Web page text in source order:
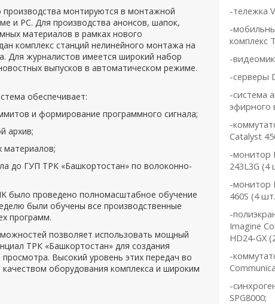
монтируются в монтажной
и PC. Для производства анонсов, шапок,
материалов в рамках нового
комплекс станций нелинейного монтажа на
Для журналистов имеется широкий набор
выпусков в автоматическом режиме.
обеспечивает:
и формирование программного сигнала;
архив;
материалов;
до ГУП ТРК «Башкортостан» по волоконно-
было проведено полномасштабное обучение
были обучены все производственные
программ.
позволяет использовать мощный
ТРК «Башкортостан» для создания
Высокий уровень этих передач во
оборудования комплекса и широким
-тележка
-
комплекс
-
-серверы
-система
эфирного
-
Catalyst
-монитор
243L3G (4
-монитор
460S (4
-
Imagine
HD24-GX
-
-
SPG8000;